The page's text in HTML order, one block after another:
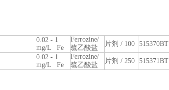
0.02 - 1
mg/L Fe
Ferrozine/
巯乙酸盐
片剂 / 100 515370BT
0.02 - 1
mg/L Fe
Ferrozine/
巯乙酸盐
片剂 / 250 515371BT